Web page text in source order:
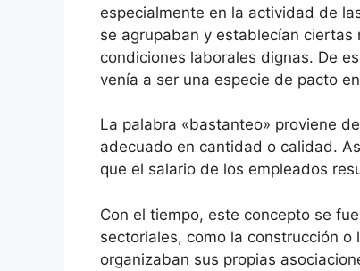
especialmente en la actividad de
se agrupaban y establecían
condiciones laborales dignas. De
venía a ser una especie de pacto
La palabra «bastanteo» proviene
adecuado en cantidad o calidad.
que el salario de los empleados
Con el tiempo, este concepto se
sectoriales, como la construcción
organizaban sus propias